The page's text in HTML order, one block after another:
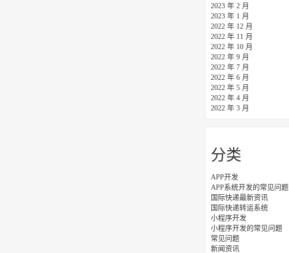
2023 年 2 月
2023 年 1 月
2022 年 12 月
2022 年 11 月
2022 年 10 月
2022 年 9 月
2022 年 7 月
2022 年 6 月
2022 年 5 月
2022 年 4 月
2022 年 3 月
分类
APP开发
APP系统开发的常见问题
国际快递最新资讯
国际快递转运系统
小程序开发
小程序开发的常见问题
常见问题
新闻资讯